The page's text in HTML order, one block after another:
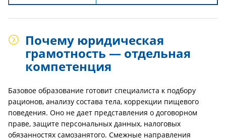
Почему юридическая
грамотность — отдельная
компетенция
Базовое образование готовит специалиста к подбору
рационов, анализу состава тела, коррекции пищевого
поведения. Оно не дает представления о договорном
праве, защите персональных данных, налоговых
обязанностях самозанятого. Смежные направления